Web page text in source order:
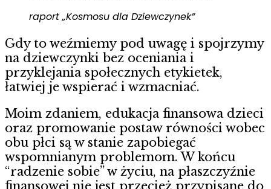
raport „Kosmosu dla Dziewczynek”
Gdy to weźmiemy pod uwagę i spojrzymy
na dziewczynki bez oceniania i
przyklejania społecznych etykietek,
łatwiej je wspierać i wzmacniać.
Moim zdaniem, edukacja finansowa dzieci
oraz promowanie postaw równości wobec
obu płci są w stanie zapobiegać
wspomnianym problemom. W końcu
“radzenie sobie” w życiu, na płaszczyźnie
finansowej nie jest przecież przypisane do